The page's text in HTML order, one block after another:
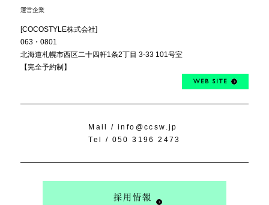
運営企業
[COCOSTYLE株式会社]
063・0801
北海道札幌市西区二十四軒1条2丁目 3-33 101号室
【完全予約制】
WEB SITE
Mail / info@ccsw.jp
Tel / 050 3196 2473
採用情報